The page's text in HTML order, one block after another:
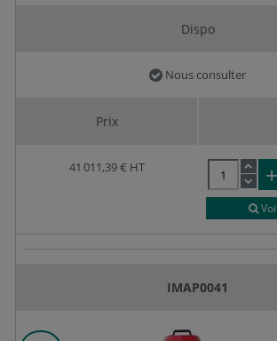
Dispo
Nous consulter
Prix
41 011,39 € HT
IMAP0041